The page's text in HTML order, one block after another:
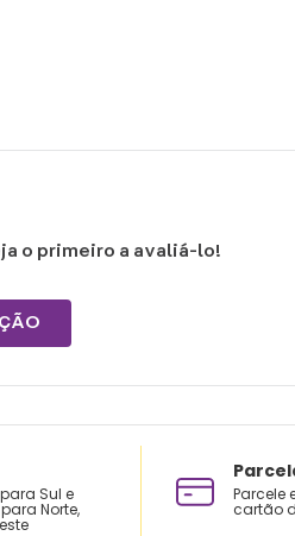
o primeiro a avaliá-lo!
Sul e
Norte,
Parcele
cartão